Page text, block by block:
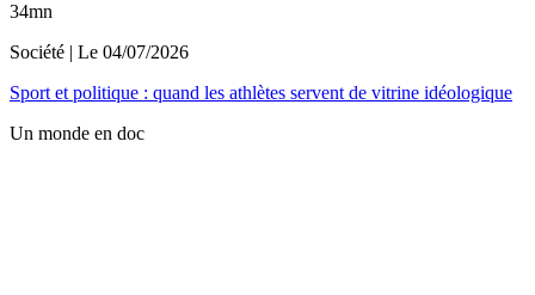
34mn
Société | Le 04/07/2026
Sport et politique : quand les athlètes servent de vitrine idéologique
Un monde en doc